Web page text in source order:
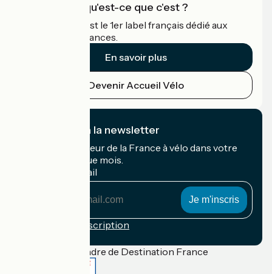
Accueil Vélo qu'est-ce que c'est ?
Accueil Vélo c'est le 1er label français dédié aux
cyclistes en vacances.
En savoir plus
Devenir Accueil Vélo
Je m'abonne à la newsletter
Recevez le meilleur de la France à vélo dans votre
boîte mail chaque mois.
Mon adresse mail
Conditions d'inscription
Financé dans le cadre de Destination France